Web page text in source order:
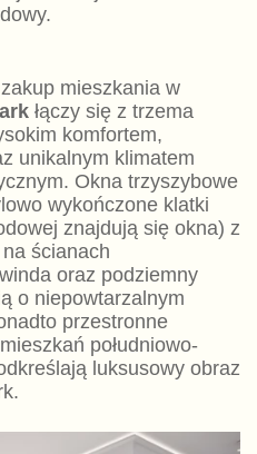
mieszkania w
łączy się z trzema
komfortem,
unikalnym klimatem
Okna trzyszybowe
wykończone klatki
znajdują się okna) z
ścianach
oraz podziemny
o niepowtarzalnym
przestronne
południowo-
luksusowy obraz